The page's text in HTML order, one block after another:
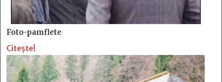
Foto-pamflete
Citește!